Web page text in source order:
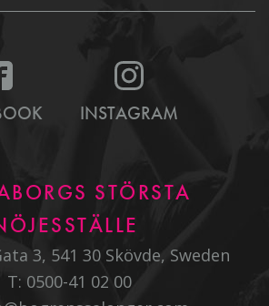
INSTAGRAM
STÖRSTA
3, 541 30 Skövde, Sweden
T: 0500-41 02 00